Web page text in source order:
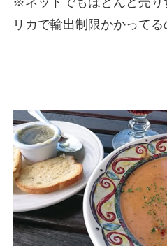
リカで輸出制限かかってる